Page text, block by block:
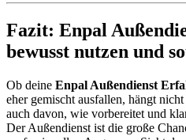
Fazit: Enpal
bewusst nutzen und
Ob deine Enpal Außendienst
eher gemischt ausfallen, hängt
auch davon, wie vorbereitet und
Der Außendienst ist die große